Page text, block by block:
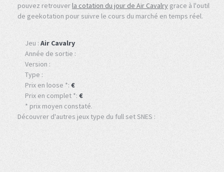
pouvez retrouverla cotation du jour de Air Cavalry grace à l'outil
de geekotation pour suivre le cours du marché en temps réel.
Jeu : Air Cavalry
Année de sortie :
Version :
Type :
Prix en loose *: €
Prix en complet *: €
* prix moyen constaté.
Découvrer d'autres jeux type du full set SNES :